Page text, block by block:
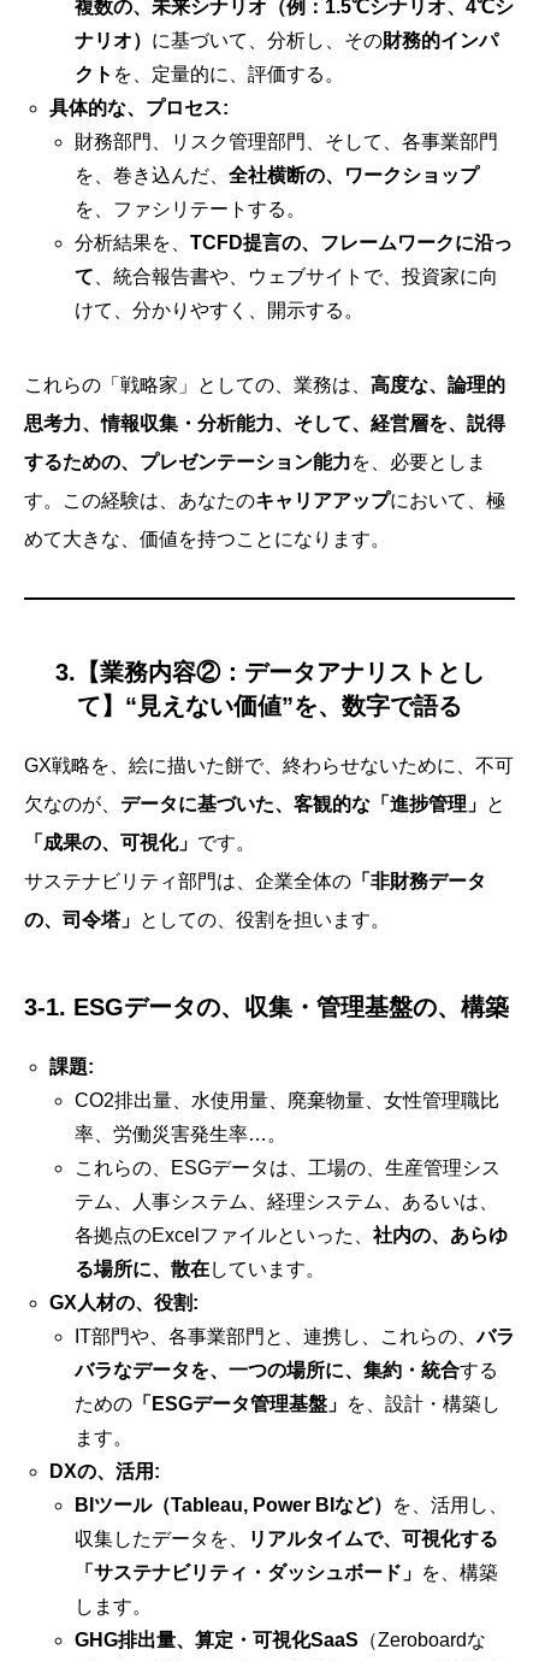
複数の、未来シナリオ（例：1.5℃シナリオ、4℃シ
ナリオ） に基づいて、分析し、その財務的インパ
クト を、定量的に、評価する。
具体的な、プロセス:
財務部門、リスク管理部門、そして、各事業部門
を、巻き込んだ、 全社横断の、ワークショップ
を、ファシリテートする。
分析結果を、 TCFD提言の、フレームワークに沿っ
て 、統合報告書や、ウェブサイトで、投資家に向
けて、分かりやすく、開示する。
これらの「戦略家」としての、業務は、 高度な、論理的
思考力、情報収集・分析能力、そして、経営層を、説得
するための、プレゼンテーション能力を、必要としま
す。この経験は、あなたのキャリアアップにおいて、極
めて大きな、価値を持つことになります。
3.【業務内容②：データアナリストとし
て】“見えない価値”を、数字で語る
GX戦略を、絵に描いた餅で、終わらせないために、不可
欠なのが、 データに基づいた、客観的な「進捗管理」 と
「成果の、可視化」 です。
サステナビリティ部門は、企業全体の 「非財務データ
の、司令塔」 としての、役割を担います。
3-1. ESGデータの、収集・管理基盤の、構築
課題:
CO2排出量、水使用量、廃棄物量、女性管理職比
率、労働災害発生率…。
これらの、ESGデータは、工場の、生産管理シス
テム、人事システム、経理システム、あるいは、
各拠点のExcelファイルといった、 社内の、あらゆ
る場所に、散在しています。
GX人材の、役割:
IT部門や、各事業部門と、連携し、これらの、バラ
バラなデータを、一つの場所に、集約・統合する
ための「ESGデータ管理基盤」 を、設計・構築し
ます。
DXの、活用:
BIツール（Tableau, Power BIなど）
を、活用し、
収集したデータを、
リアルタイムで、可視化する
「サステナビリティ・ダッシュボード」 を、構築
します。
GHG排出量、算定・可視化SaaS （Zeroboardな